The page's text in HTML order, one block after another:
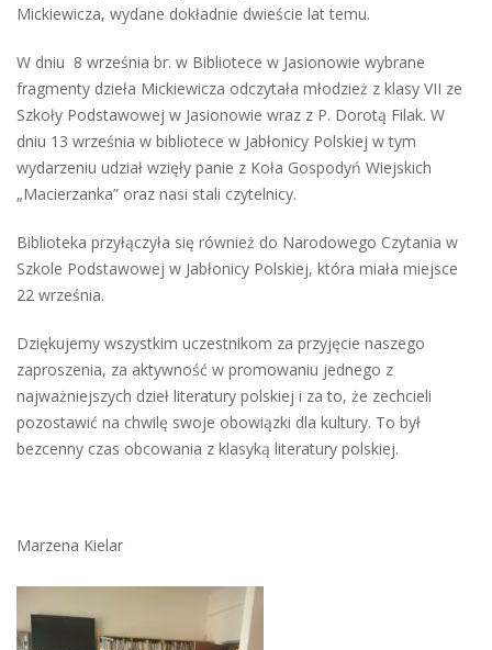
Mickiewicza, wydane dokładnie dwieście lat temu.
W dniu 8 września br. w Bibliotece w Jasionowie wybrane
fragmenty dzieła Mickiewicza odczytała młodzież z klasy VII ze
Szkoły Podstawowej w Jasionowie wraz z P. Dorotą Filak. W
dniu 13 września w bibliotece w Jabłonicy Polskiej w tym
wydarzeniu udział wzięły panie z Koła Gospodyń Wiejskich
„Macierzanka” oraz nasi stali czytelnicy.
Biblioteka przyłączyła się również do Narodowego Czytania w
Szkole Podstawowej w Jabłonicy Polskiej, która miała miejsce
22 września.
Dziękujemy wszystkim uczestnikom za przyjęcie naszego
zaproszenia, za aktywność w promowaniu jednego z
najważniejszych dzieł literatury polskiej i za to, że zechcieli
pozostawić na chwilę swoje obowiązki dla kultury. To był
bezcenny czas obcowania z klasyką literatury polskiej.
Marzena Kielar